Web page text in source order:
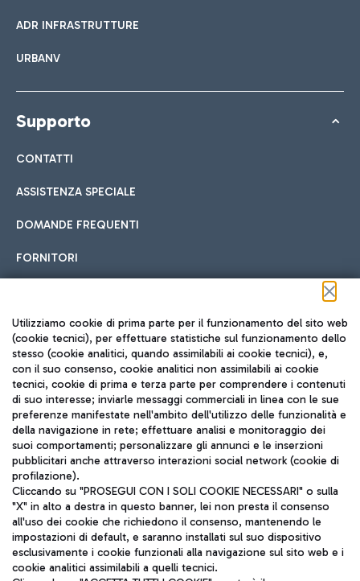
ADR INFRASTRUTTURE
URBANV
Supporto
CONTATTI
ASSISTENZA SPECIALE
DOMANDE FREQUENTI
FORNITORI
Seguici sui social
TRAVEL JOURNAL
ITA
Aeroporti di Roma S.p.A. - Società soggetta a direzione e
Utilizziamo cookie di prima parte per il funzionamento del sito web
(cookie tecnici), per effettuare statistiche sul funzionamento dello
stesso (cookie analitici, quando assimilabili ai cookie tecnici), e,
con il suo consenso, cookie analitici non assimilabili ai cookie
tecnici, cookie di prima e terza parte per comprendere i contenuti
di suo interesse; inviarle messaggi commerciali in linea con le sue
preferenze manifestate nell'ambito dell'utilizzo delle funzionalità e
della navigazione in rete; effettuare analisi e monitoraggio dei
suoi comportamenti; personalizzare gli annunci e le inserzioni
pubblicitari anche attraverso interazioni social network (cookie di
profilazione).
Cliccando su "PROSEGUI CON I SOLI COOKIE NECESSARI" o sulla
"X" in alto a destra in questo banner, lei non presta il consenso
all'uso dei cookie che richiedono il consenso, mantenendo le
impostazioni di default, e saranno installati sul suo dispositivo
esclusivamente i cookie funzionali alla navigazione sul sito web e i
cookie analitici assimilabili a quelli tecnici.